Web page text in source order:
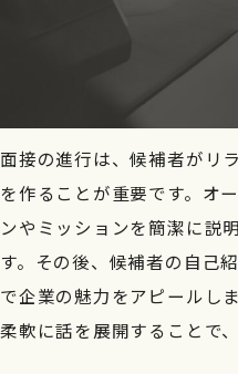
面接の進行は、候補者がリ
を作ることが重要です。オ
ンやミッションを簡潔に説
す。その後、候補者の自己
で企業の魅力をアピールし
柔軟に話を展開することで